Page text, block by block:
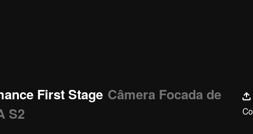
First Stage Câmera Focada de
S2